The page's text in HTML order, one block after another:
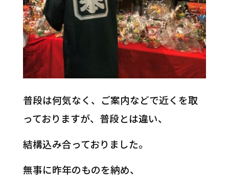
普段は何気なく、ご案内などで近くを取
っておりますが、普段とは違い、
結構込み合っておりました。
無事に昨年のものを納め、